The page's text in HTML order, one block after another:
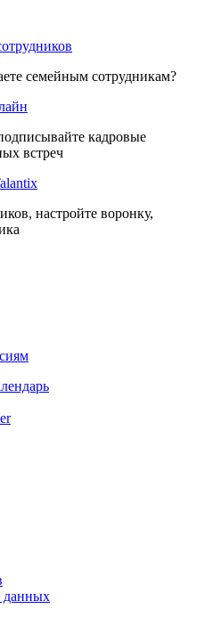
семейным сотрудникам?
кадровые
встреч
настройте воронку,
данных